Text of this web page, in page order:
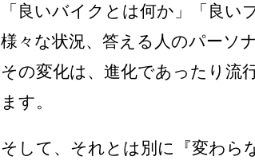
「良いバイクとは何か」「良
様々な状況、答える人のパーソ
その変化は、進化であったり流
ます。
そして、それとは別に『変わら